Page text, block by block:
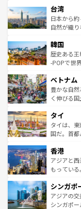
ならではの贅沢な
情報はコ
れるおも
人々、お
ク、伝統
ワイを、存分に味
はコンテ
リアリーフ
ク）、タ
ど、見ど
いる。アク
ビング、
い。オー
参照してほ
台湾
日本から
自然が織
ン）、静ひ
と山間の
驚きをも
容にもいい
照してほし
韓国
歴史ある
-POPで世
き、地方に
できる。
まで、さ
リティに
覧を参照
ベトナム
豊かな自
く伸びる
急速な発
ーチミン
醸し出し
とつ。フォ
ひ現地で
が旅行者
参照してほ
タイ
タイは、
国だ。首
の活気が交
帯で自然
いビーチ
激する。
が待って
た文化、
香港
アジアと
もってい
み、どこを
ており、
うな絶景
シンガポ
アジアの
シンガポ